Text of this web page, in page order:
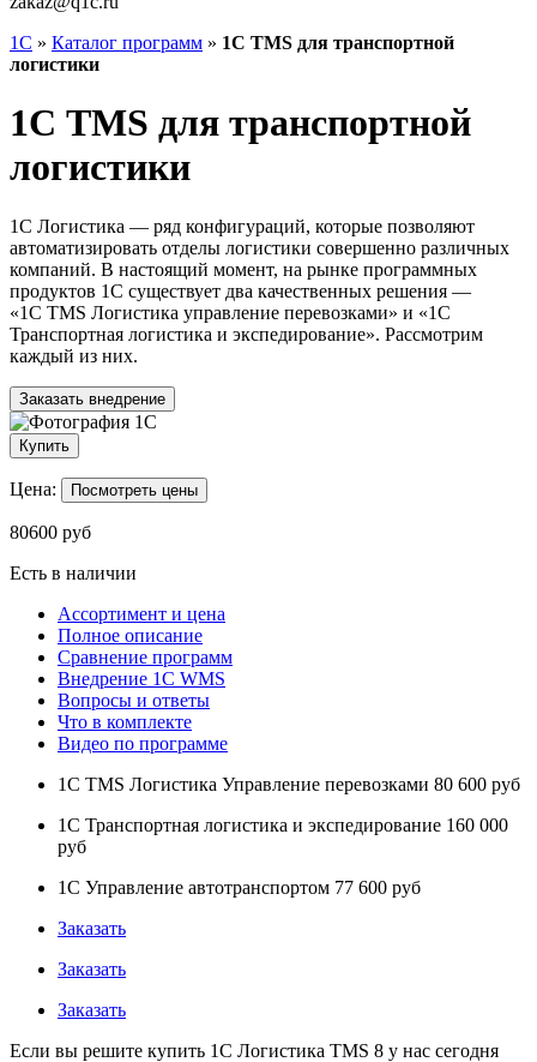
1С » Каталог программ » 1С TMS для транспортной
логистики
1С TMS для транспортной
логистики
1С Логистика — ряд конфигураций, которые позволяют
автоматизировать отделы логистики совершенно различных
компаний. В настоящий момент, на рынке программных
продуктов 1С существует два качественных решения —
«1С TMS Логистика управление перевозками» и «1С
Транспортная логистика и экспедирование». Рассмотрим
каждый из них.
Заказать внедрение
Купить
Цена: Посмотреть цены
80600 руб
Есть в наличии
Ассортимент и цена
Полное описание
Сравнение программ
Внедрение 1С WMS
Вопросы и ответы
Что в комплекте
Видео по программе
1С TMS Логистика Управление перевозками 80 600 руб
1С Транспортная логистика и экспедирование 160 000
руб
1С Управление автотранспортом 77 600 руб
Заказать
Заказать
Заказать
Если вы решите купить 1С Логистика TMS 8 у нас сегодня